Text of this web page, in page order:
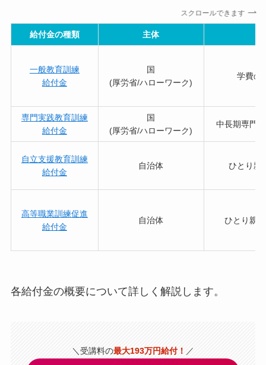
スクロールできます
給付金の種類 主体
一般教育訓練
給付金
国
(厚労省/ハローワーク)
学費の
専門実践教育訓練
給付金
国
(厚労省/ハローワーク)
中長期専門
自立支援教育訓練
給付金
自治体 ひとり親
高等職業訓練促進
給付金
自治体 ひとり親
各給付金の概要について詳しく解説します。
＼受講料の最大193万円給付！ ／